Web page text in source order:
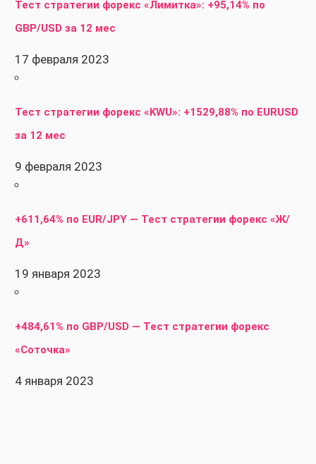
Тест стратегии форекс «Лимитка»: +95,14% по
GBP/USD за 12 мес
17 февраля 2023
Тест стратегии форекс «KWU»: +1529,88% по EURUSD
за 12 мес
9 февраля 2023
+611,64% по EUR/JPY — Тест стратегии форекс «Ж/
Д»
19 января 2023
+484,61% по GBP/USD — Тест стратегии форекс
«Соточка»
4 января 2023